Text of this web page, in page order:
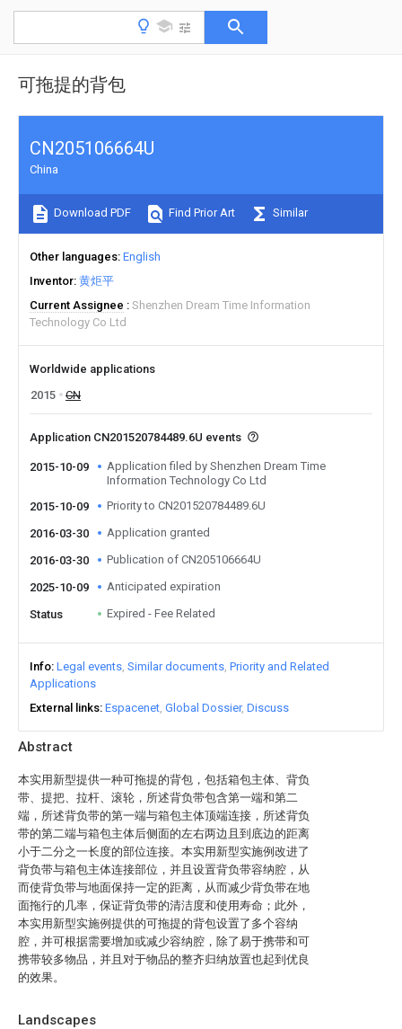
可拖提的背包
Abstract
本实用新型提供一种可拖提的背包，包括箱包主体、背负
带、提把、拉杆、滚轮，所述背负带包含第一端和第二
端，所述背负带的第一端与箱包主体顶端连接，所述背负
带的第二端与箱包主体后侧面的左右两边且到底边的距离
小于二分之一长度的部位连接。本实用新型实施例改进了
背负带与箱包主体连接部位，并且设置背负带容纳腔，从
而使背负带与地面保持一定的距离，从而减少背负带在地
面拖行的几率，保证背负带的清洁度和使用寿命；此外，
本实用新型实施例提供的可拖提的背包设置了多个容纳
腔，并可根据需要增加或减少容纳腔，除了易于携带和可
携带较多物品，并且对于物品的整齐归纳放置也起到优良
的效果。
Landscapes
CN205106664U
China
Download PDF Find Prior Art Similar
Other languages English
Inventor 黄炬平
Current Assignee
Shenzhen Dream Time Information
Technology Co Ltd
Worldwide applications
2015
CN
Application CN201520784489.6U events
2015-10-09
Application filed by Shenzhen Dream Time
Information Technology Co Ltd
2015-10-09
Priority to CN201520784489.6U
2016-03-30 Application granted
2016-03-30 Publication of CN205106664U
2025-10-09 Anticipated expiration
Status Expired - Fee Related
Info Legal events Similar documents Priority and Related
Applications
External links Espacenet Global Dossier Discuss